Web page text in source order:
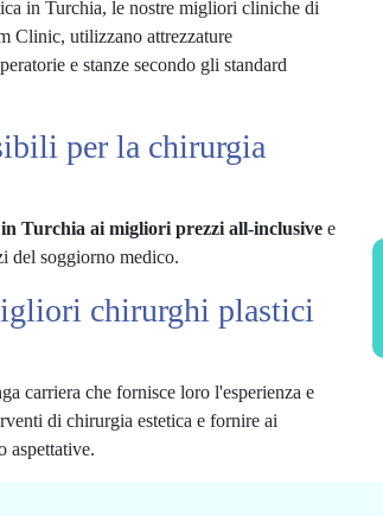
in Turchia, le nostre migliori cliniche di
Clinic, utilizzano attrezzature
e stanze secondo gli standard
per la chirurgia
Turchia ai migliori prezzi all-inclusivee
del soggiorno medico.
chirurghi plastici
carriera che fornisce loro l'esperienza e
di chirurgia estetica e fornire ai
aspettative.